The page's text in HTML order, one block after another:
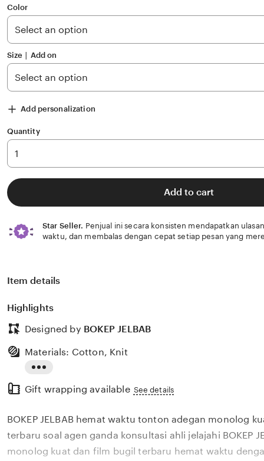
5
stars
Color
Size ∣ Add on
Add personalization
Quantity
Add to cart
Star Seller. Penjual ini secara konsisten mendapatkan
waktu, dan membalas dengan cepat setiap pesan yang
Item details
Highlights
Designed by BOKEP JELBAB
the
description
Materials: Cotton, Knit
Gift wrapping available See details
BOKEP JELBAB hemat waktu tonton adegan monolog
terbaru soal agen ganda konsultasi ahli jelajahi BOKEP
monolog kuat dan film bugil terbaru hemat waktu